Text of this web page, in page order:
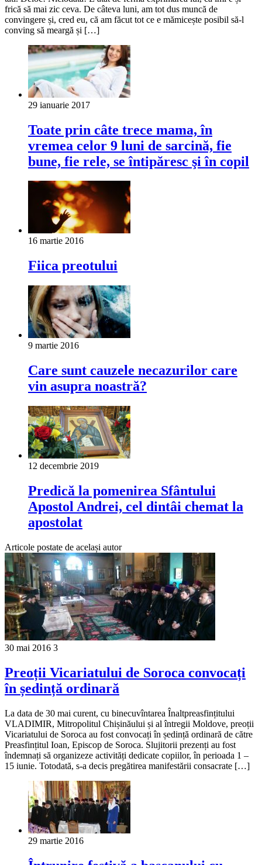
frică să mai zic ceva. De câteva luni, am tot dus muncă de
convingere și, cred eu, că am făcut tot ce e mămicește posibil să-l
conving să meargă și […]
29 ianuarie 2017
Toate prin câte trece mama, în
vremea celor 9 luni de sarcină, fie
bune, fie rele, se întipăresc şi în copil
16 martie 2016
Fiica preotului
9 martie 2016
Care sunt cauzele necazurilor care
vin asupra noastră?
12 decembrie 2019
Predică la pomenirea Sfântului
Apostol Andrei, cel dintâi chemat la
apostolat
Articole postate de același autor
30 mai 2016 3
Preoții Vicariatului de Soroca convocați
în ședință ordinară
La data de 30 mai curent, cu binecuvîntarea Înaltpreasfințitului
VLADIMIR, Mitropolitul Chișinăului și al întregii Moldove, preoții
Vicariatului de Soroca au fost convocați în ședință ordinară de către
Preasfințitul Ioan, Episcop de Soroca. Slujitorii prezenți au fost
îndemnați să organizeze activități dedicate copiilor, în perioada 1 –
15 iunie. Totodată, s-a decis pregătirea manifestării consacrate […]
29 martie 2016